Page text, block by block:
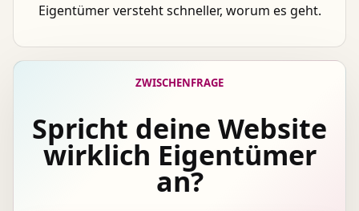
Eigentümer versteht schneller, worum es geht.
ZWISCHENFRAGE
Spricht deine Website
wirklich Eigentümer
an?